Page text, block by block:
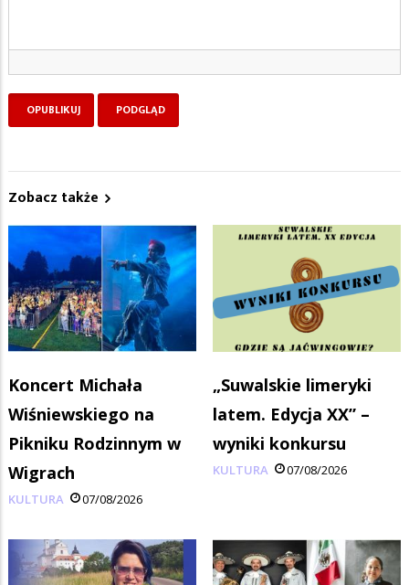
Zobacz także
Koncert Michała
Wiśniewskiego na
Pikniku Rodzinnym w
Wigrach
KULTURA 07/08/2026
„Suwalskie limeryki
latem. Edycja XX” –
wyniki konkursu
KULTURA 07/08/2026